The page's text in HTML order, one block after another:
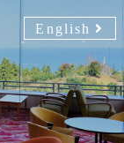
English